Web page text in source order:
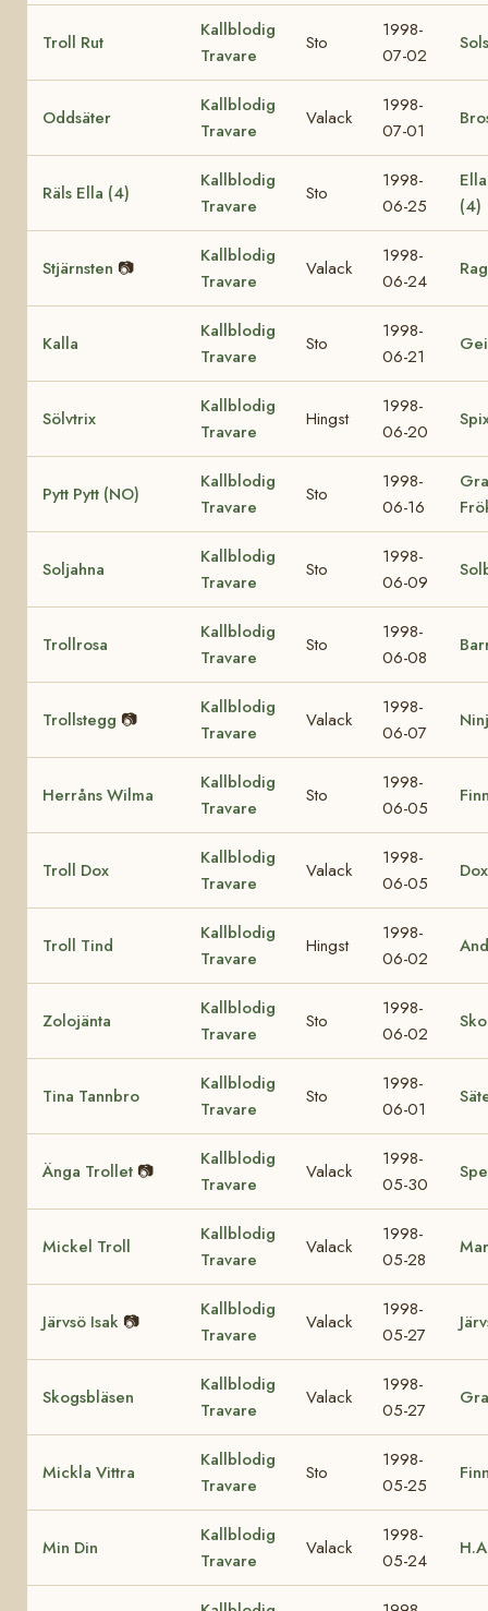
Troll Rut
Kallblodig
Travare
Sto
1998-
07-02
Oddsäter
Kallblodig
Travare
Valack
1998-
07-01
Räls Ella (4)
Kallblodig
Travare
Sto
1998-
06-25
(4)
Stjärnsten 📷
Kallblodig
Travare
Valack
1998-
06-24
Kalla
Kallblodig
Travare
Sto
1998-
06-21
Sölvtrix
Kallblodig
Travare
Hingst
1998-
06-20
Pytt Pytt (NO)
Kallblodig
Travare
Sto
1998-
06-16
Soljahna
Kallblodig
Travare
Sto
1998-
06-09
Trollrosa
Kallblodig
Travare
Sto
1998-
06-08
Trollstegg 📷
Kallblodig
Travare
Valack
1998-
06-07
Herråns Wilma
Kallblodig
Travare
Sto
1998-
06-05
Troll Dox
Kallblodig
Travare
Valack
1998-
06-05
Troll Tind
Kallblodig
Travare
Hingst
1998-
06-02
Zolojänta
Kallblodig
Travare
Sto
1998-
06-02
Tina Tannbro
Kallblodig
Travare
Sto
1998-
06-01
Änga Trollet 📷
Kallblodig
Travare
Valack
1998-
05-30
Mickel Troll
Kallblodig
Travare
Valack
1998-
05-28
Järvsö Isak 📷
Kallblodig
Travare
Valack
1998-
05-27
Skogsbläsen
Kallblodig
Travare
Valack
1998-
05-27
Mickla Vittra
Kallblodig
Travare
Sto
1998-
05-25
Min Din
Kallblodig
Travare
Valack
1998-
05-24